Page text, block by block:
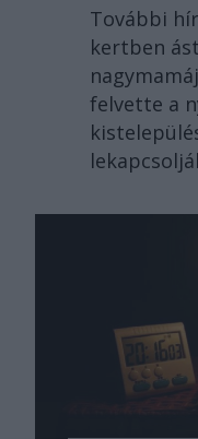
További
kertben
felvette a